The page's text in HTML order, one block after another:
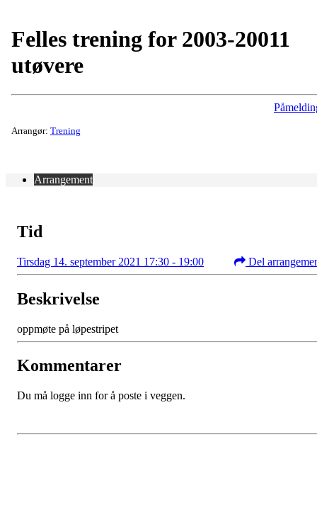
Felles trening for 2003-20011
utøvere
Arrangør: Trening
Arrangement
Tid
Tirsdag 14. september 2021 17:30 - 19:00 Del
Beskrivelse
oppmøte på løpestripet
Kommentarer
Du må logge inn for å poste i veggen.